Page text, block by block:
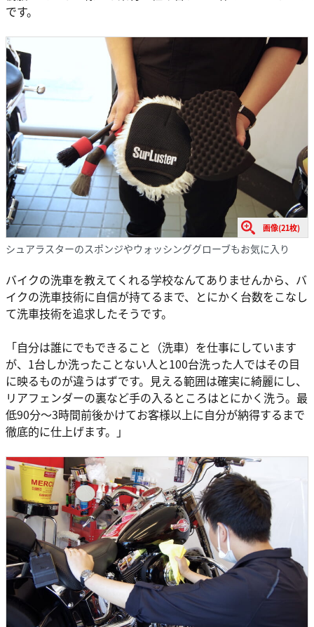
です。
画像(21枚)
シュアラスターのスポンジやウォッシンググローブもお気に入り
バイクの洗車を教えてくれる学校なんてありませんから、バ
イクの洗車技術に自信が持てるまで、とにかく台数をこなし
て洗車技術を追求したそうです。
「自分は誰にでもできること（洗車）を仕事にしています
が、1台しか洗ったことない人と100台洗った人ではその目
に映るものが違うはずです。見える範囲は確実に綺麗にし、
リアフェンダーの裏など手の入るところはとにかく洗う。最
低90分〜3時間前後かけてお客様以上に自分が納得するまで
徹底的に仕上げます。」